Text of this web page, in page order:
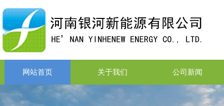
网站首页 关于我们 公司新闻